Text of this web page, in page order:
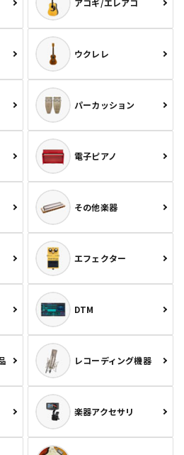
ウクレレ
パーカッション
電子ピアノ
その他楽器
エフェクター
DTM
レコーディング機器
楽器アクセサリ